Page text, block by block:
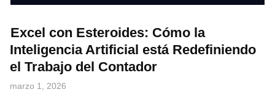
Excel con Esteroides: Cómo la
Inteligencia Artificial está Redefiniendo
el Trabajo del Contador
marzo 1, 2026